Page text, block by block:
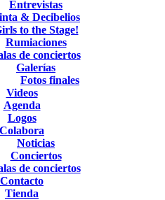
Entrevistas
& Decibelios
to the Stage!
Rumiaciones
de conciertos
Galerías
Fotos finales
Videos
Agenda
Logos
Colabora
Noticias
Conciertos
de conciertos
Contacto
Tienda